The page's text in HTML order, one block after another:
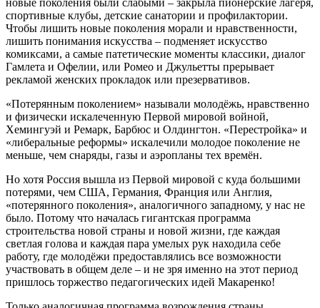
спортивные клубы, детские санатории и профилактории.
Чтобы лишить новые поколения морали и нравственности,
лишить понимания искусства – подменяет искусство
комиксами, а самые патетические моменты классики, диалог
Гамлета и Офелии, или Ромео и Джульетты прерывает
рекламой женских прокладок или презервативов.
«Потерянным поколением» называли молодёжь, нравственно
и физически искалеченную Первой мировой войной,
Хемингуэй и Ремарк, Барбюс и Олдингтон. «Перестройка» и
«либеральные реформы» искалечили молодое поколение не
меньше, чем снаряды, газы и аэропланы тех времён.
Но хотя Россия вышла из Первой мировой с куда большими
потерями, чем США, Германия, Франция или Англия,
«потерянного поколения», аналогичного западному, у нас не
было. Потому что началась гигантская программа
строительства новой страны и новой жизни, где каждая
светлая голова и каждая пара умелых рук находила себе
работу, где молодёжи предоставлялись все возможности
участвовать в общем деле – и не зря именно на этот период
пришлось торжество педагогических идей Макаренко!